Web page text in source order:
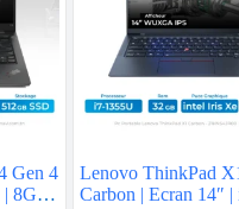
Gen 4
8GB
Lenovo ThinkPad
Carbon | Ecran 14″ |